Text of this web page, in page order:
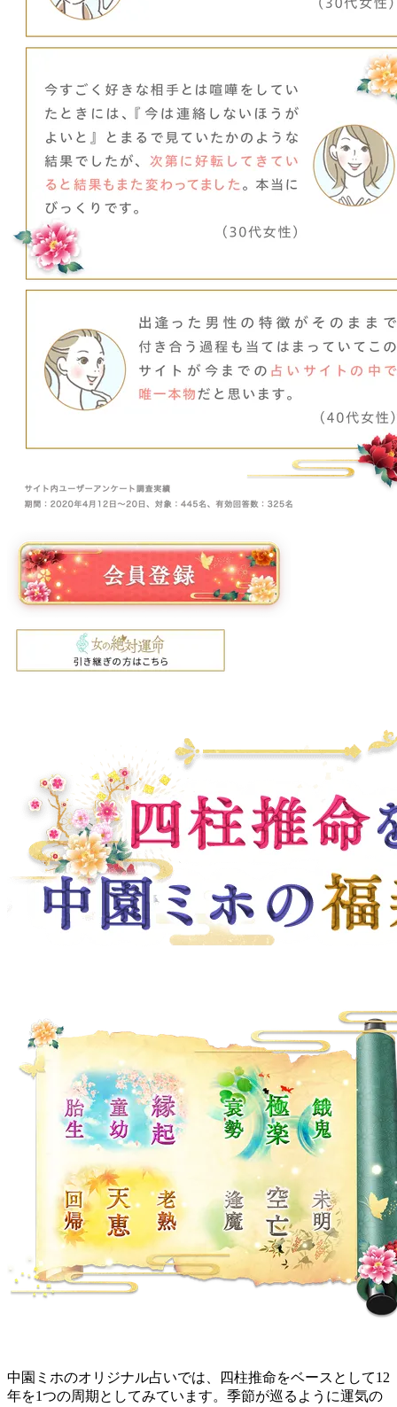
中園ミホのオリジナル占いでは、四柱推命をベースとして12
年を1つの周期としてみています。季節が巡るように運気の